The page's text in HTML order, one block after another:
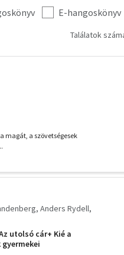
E-hangoskönyv
Találatok
magát, a szövetségesek
Anders Rydell
utolsó cár+ Kié a